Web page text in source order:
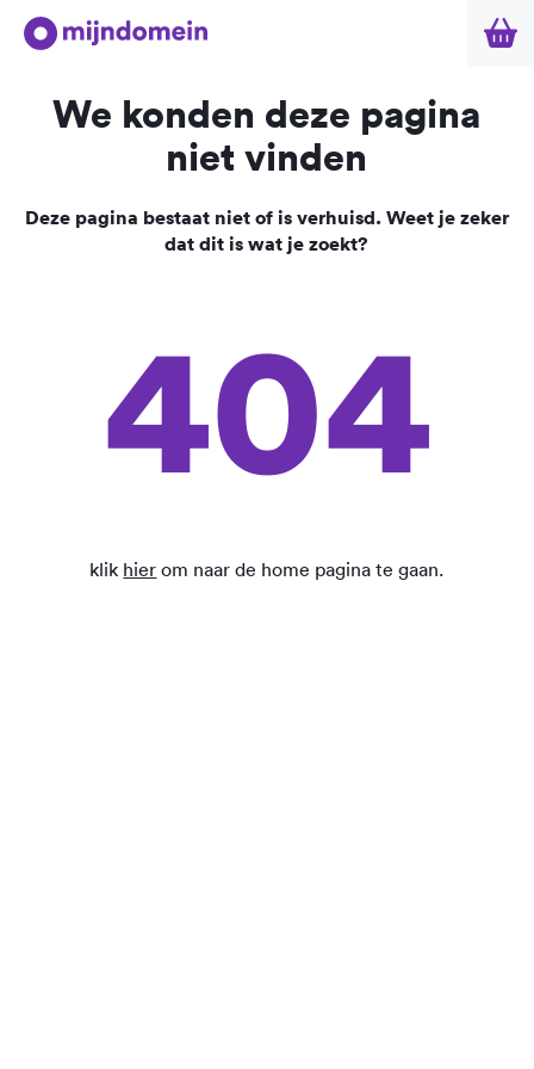
We konden deze pagina
niet vinden
Deze pagina bestaat niet of is verhuisd. Weet je zeker
dat dit is wat je zoekt?
404
klik hier om naar de home pagina te gaan.